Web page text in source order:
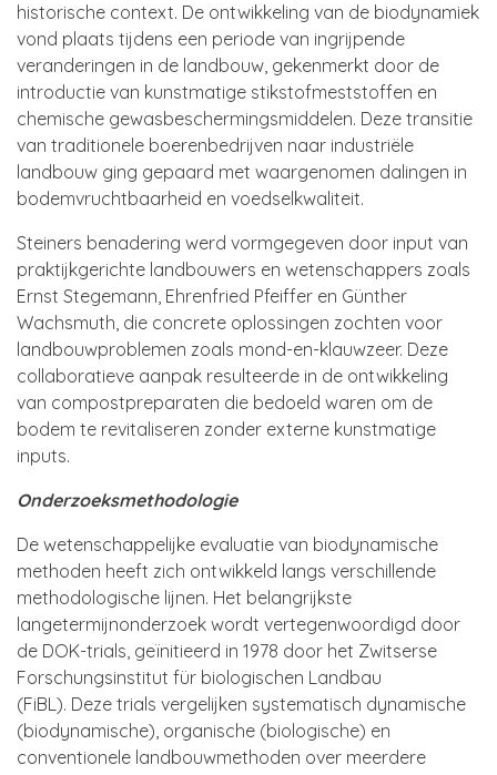
historische context. De ontwikkeling van de biodynamiek
vond plaats tijdens een periode van ingrijpende
veranderingen in de landbouw, gekenmerkt door de
introductie van kunstmatige stikstofmeststoffen en
chemische gewasbeschermingsmiddelen. Deze transitie
van traditionele boerenbedrijven naar industriële
landbouw ging gepaard met waargenomen dalingen in
bodemvruchtbaarheid en voedselkwaliteit.
Steiners benadering werd vormgegeven door input van
praktijkgerichte landbouwers en wetenschappers zoals
Ernst Stegemann, Ehrenfried Pfeiffer en Günther
Wachsmuth, die concrete oplossingen zochten voor
landbouwproblemen zoals mond-en-klauwzeer. Deze
collaboratieve aanpak resulteerde in de ontwikkeling
van compostpreparaten die bedoeld waren om de
bodem te revitaliseren zonder externe kunstmatige
inputs.
Onderzoeksmethodologie
De wetenschappelijke evaluatie van biodynamische
methoden heeft zich ontwikkeld langs verschillende
methodologische lijnen. Het belangrijkste
langetermijnonderzoek wordt vertegenwoordigd door
de DOK-trials, geïnitieerd in 1978 door het Zwitserse
Forschungsinstitut für biologischen Landbau
(FiBL). Deze trials vergelijken systematisch dynamische
(biodynamische), organische (biologische) en
conventionele landbouwmethoden over meerdere